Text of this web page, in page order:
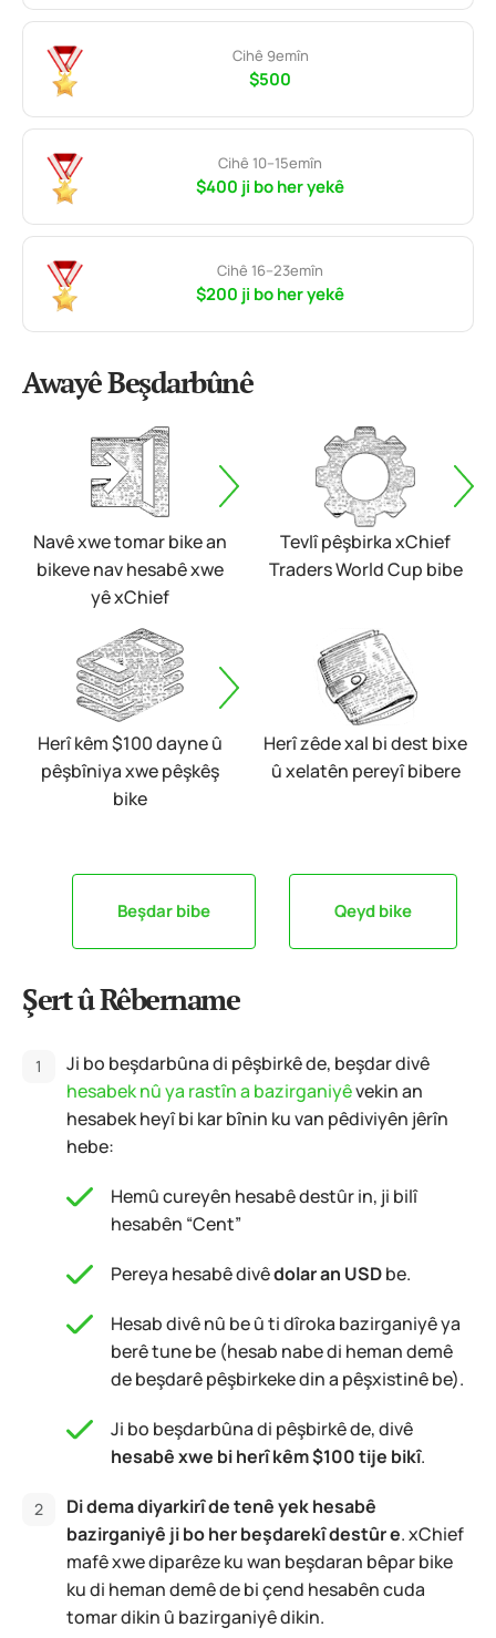
Cihê 9emîn
$500
Cihê 10–15emîn
$400 ji bo her yekê
Cihê 16–23emîn
$200 ji bo her yekê
Awayê Beşdarbûnê
Navê xwe tomar bike an
bikeve nav hesabê xwe
yê xChief
Tevlî pêşbirka xChief
Traders World Cup bibe
Herî kêm $100 dayne û
pêşbîniya xwe pêşkêş
bike
Herî zêde xal bi dest bixe
û xelatên pereyî bibere
Beşdar bibe Qeyd bike
Şert û Rêbername
Ji bo beşdarbûna di pêşbirkê de, beşdar divê
hesabek nû ya rastîn a bazirganiyêvekin an
hesabek heyî bi kar bînin ku van pêdiviyên jêrîn
hebe:
Hemû cureyên hesabê destûr in, ji bilî
hesabên “Cent”
Pereya hesabê divêdolar an USDbe.
Hesab divê nû be û ti dîroka bazirganiyê ya
berê tune be (hesab nabe di heman demê
de beşdarê pêşbirkeke din a pêşxistinê be).
Ji bo beşdarbûna di pêşbirkê de, divê
hesabê xwe bi herî kêm $100 tije bikî.
Di dema diyarkirî de tenê yek hesabê
bazirganiyê ji bo her beşdarekî destûr e. xChief
mafê xwe diparêze ku wan beşdaran bêpar bike
ku di heman demê de bi çend hesabên cuda
tomar dikin û bazirganiyê dikin.